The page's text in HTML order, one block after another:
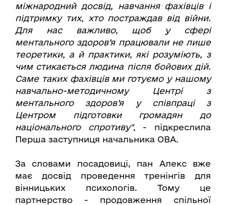
міжнародний досвід, навчання фахівців і
підтримку тих, хто постраждав від війни.
Для нас важливо, щоб у сфері
ментального здоров’я працювали не лише
теоретики, а й практики, які розуміють, з
чим стикається людина після бойових дій.
Саме таких фахівців ми готуємо у нашому
навчально-методичному Центрі з
ментального здоров’я у співпраці з
Центром підготовки громадян до
національного спротиву", - підкреслила
Перша заступниця начальника ОВА.
За словами посадовиці, пан Алекс вже
має досвід проведення тренінгів для
вінницьких психологів. Тому це
партнерство - продовження спільної